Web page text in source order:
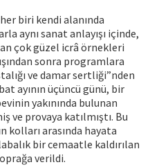
biri kendi alanında
aynı sanat anlayışı içinde,
çok güzel icrâ örnekleri
sonra programlara
ve damar sertliği”nden
ayının üçüncü günü, bir
yakınında bulunan
ve provaya katılmıştı. Bu
kolları arasında hayata
bir cemaatle kaldırılan
verildi.